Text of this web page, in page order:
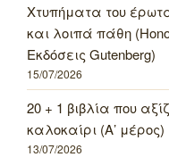
Χτυπήματα του
και λοιπά πάθη
Εκδόσεις Gutenberg)
15/07/2026
20 + 1 βιβλία που
καλοκαίρι (Α’ μέρος)
13/07/2026